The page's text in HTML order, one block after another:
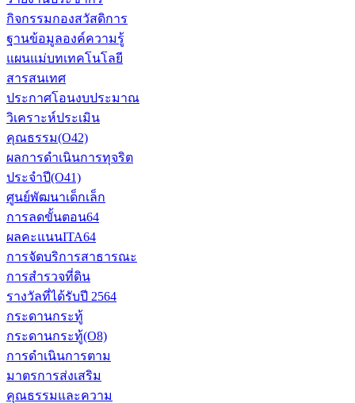
กิจกรรมกองสวัสดิการ
ฐานข้อมูลองค์ความรู้
แผนแม่บทเทคโนโลยี
สารสนเทศ
ประกาศโอนงบประมาณ
วิเคราะห์ประเมิน
คุณธรรม(O42)
ผลการดำเนินการทุจริต
ประจำปี(O41)
ศูนย์พัฒนาเด็กเล็ก
การลดขั้นตอน64
ผลคะแนนITA64
การจัดบริการสาธารณะ
การสำรวจที่ดิน
รางวัลที่ได้รับปี 2564
กระดานกระทู้
กระดานกระทู้(O8)
การดำเนินการตาม
มาตรการส่งเสริม
คุณธรรมและความ